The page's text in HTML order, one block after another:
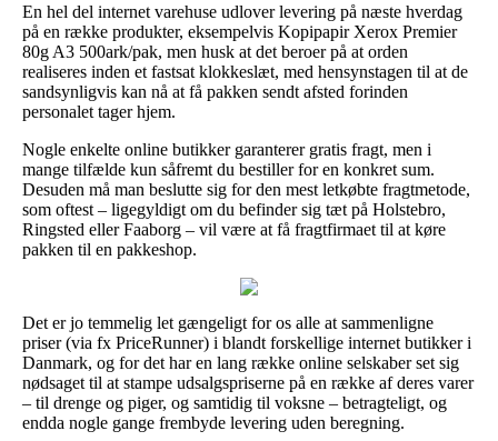
En hel del internet varehuse udlover levering på næste hverdag
på en række produkter, eksempelvis Kopipapir Xerox Premier
80g A3 500ark/pak, men husk at det beroer på at orden
realiseres inden et fastsat klokkeslæt, med hensynstagen til at de
sandsynligvis kan nå at få pakken sendt afsted forinden
personalet tager hjem.
Nogle enkelte online butikker garanterer gratis fragt, men i
mange tilfælde kun såfremt du bestiller for en konkret sum.
Desuden må man beslutte sig for den mest letkøbte fragtmetode,
som oftest – ligegyldigt om du befinder sig tæt på Holstebro,
Ringsted eller Faaborg – vil være at få fragtfirmaet til at køre
pakken til en pakkeshop.
Det er jo temmelig let gængeligt for os alle at sammenligne
priser (via fx PriceRunner) i blandt forskellige internet butikker i
Danmark, og for det har en lang række online selskaber set sig
nødsaget til at stampe udsalgspriserne på en række af deres varer
– til drenge og piger, og samtidig til voksne – betragteligt, og
endda nogle gange frembyde levering uden beregning.